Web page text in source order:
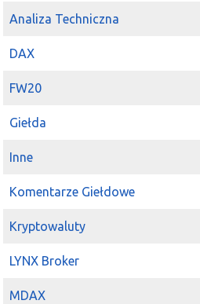
Analiza Techniczna
DAX
FW20
Giełda
Inne
Komentarze Giełdowe
Kryptowaluty
LYNX Broker
MDAX